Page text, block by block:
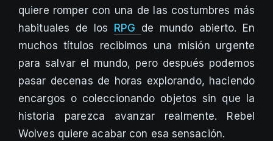
quiere romper con una de las costumbres más
habituales de los
RPG de mundo abierto. En
muchos títulos recibimos una misión urgente
para salvar el mundo, pero después podemos
pasar decenas de horas explorando, haciendo
encargos o coleccionando objetos sin que la
historia parezca avanzar realmente. Rebel
Wolves quiere acabar con esa sensación.